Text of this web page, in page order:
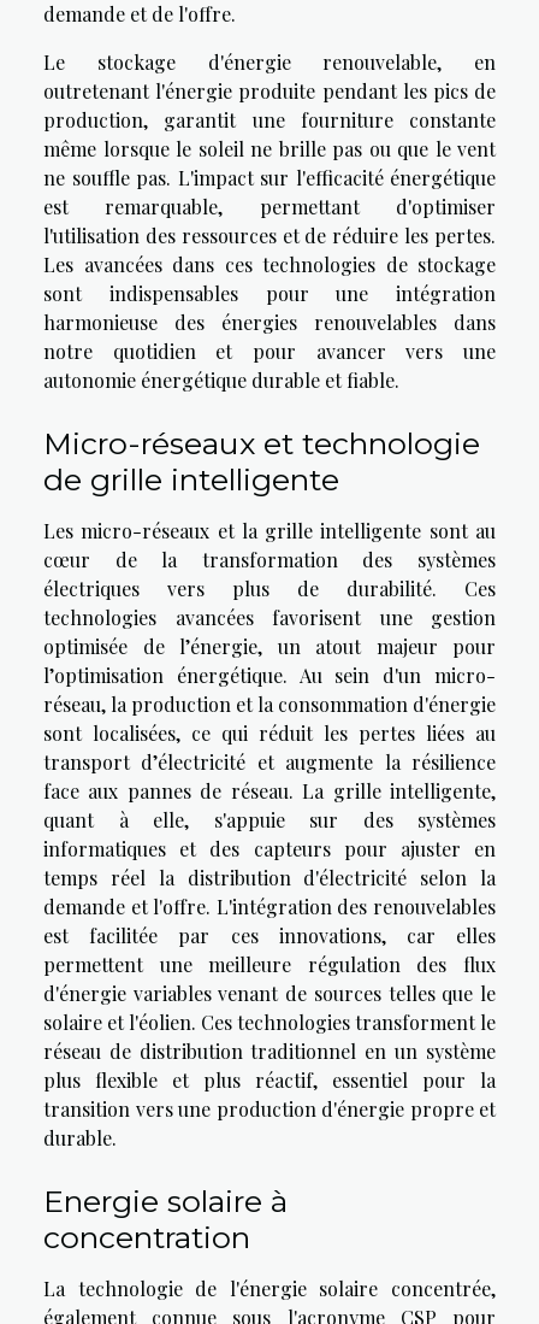
demande et de l'offre.
Le stockage d'énergie renouvelable, en
outretenant l'énergie produite pendant les pics de
production, garantit une fourniture constante
même lorsque le soleil ne brille pas ou que le vent
ne souffle pas. L'impact sur l'efficacité énergétique
est remarquable, permettant d'optimiser
l'utilisation des ressources et de réduire les pertes.
Les avancées dans ces technologies de stockage
sont indispensables pour une intégration
harmonieuse des énergies renouvelables dans
notre quotidien et pour avancer vers une
autonomie énergétique durable et fiable.
Micro-réseaux et technologie
de grille intelligente
Les micro-réseaux et la grille intelligente sont au
cœur de la transformation des systèmes
électriques vers plus de durabilité. Ces
technologies avancées favorisent une gestion
optimisée de l’énergie, un atout majeur pour
l’optimisation énergétique. Au sein d'un micro-
réseau, la production et la consommation d'énergie
sont localisées, ce qui réduit les pertes liées au
transport d’électricité et augmente la résilience
face aux pannes de réseau. La grille intelligente,
quant à elle, s'appuie sur des systèmes
informatiques et des capteurs pour ajuster en
temps réel la distribution d'électricité selon la
demande et l'offre. L'intégration des renouvelables
est facilitée par ces innovations, car elles
permettent une meilleure régulation des flux
d'énergie variables venant de sources telles que le
solaire et l'éolien. Ces technologies transforment le
réseau de distribution traditionnel en un système
plus flexible et plus réactif, essentiel pour la
transition vers une production d'énergie propre et
durable.
Energie solaire à
concentration
La technologie de l'énergie solaire concentrée,
également connue sous l'acronyme CSP pour